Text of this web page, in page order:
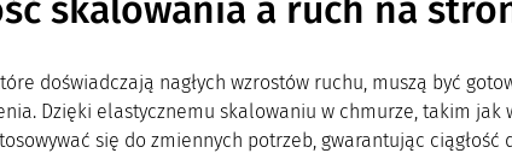
skalowania a ruch na
doświadczają nagłych wzrostów ruchu, muszą być
Dzięki elastycznemu skalowaniu w chmurze, takim jak
się do zmiennych potrzeb, gwarantując ciągłość